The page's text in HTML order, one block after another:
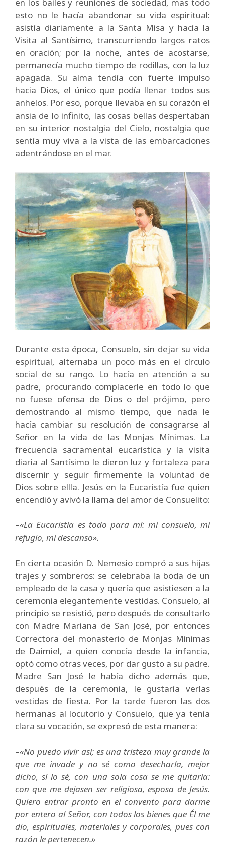
esto no le hacía abandonar su vida espiritual:
asistía diariamente a la Santa Misa y hacía la
Visita al Santísimo, transcurriendo largos ratos
en oración; por la noche, antes de acostarse,
permanecía mucho tiempo de rodillas, con la luz
apagada. Su alma tendía con fuerte impulso
hacia Dios, el único que podía llenar todos sus
anhelos. Por eso, porque llevaba en su corazón el
ansia de lo infinito, las cosas bellas despertaban
en su interior nostalgia del Cielo, nostalgia que
sentía muy viva a la vista de las embarcaciones
adentrándose en el mar.
Durante esta época, Consuelo, sin dejar su vida
espiritual, alternaba un poco más en el círculo
social de su rango. Lo hacía en atención a su
padre, procurando complacerle en todo lo que
no fuese ofensa de Dios o del prójimo, pero
demostrando al mismo tiempo, que nada le
hacía cambiar su resolución de consagrarse al
Señor en la vida de las Monjas Mínimas. La
frecuencia sacramental eucarística y la visita
diaria al Santísimo le dieron luz y fortaleza para
discernir y seguir firmemente la voluntad de
Dios sobre ellla. Jesús en la Eucaristía fue quien
encendió y avivó la llama del amor de Consuelito:
–«La Eucaristía es todo para mí: mi consuelo, mi
refugio, mi descanso».
En cierta ocasión D. Nemesio compró a sus hijas
trajes y sombreros: se celebraba la boda de un
empleado de la casa y quería que asistiesen a la
ceremonia elegantemente vestidas. Consuelo, al
principio se resistió, pero después de consultarlo
con Madre Mariana de San José, por entonces
Correctora del monasterio de Monjas Mínimas
de Daimiel, a quien conocía desde la infancia,
optó como otras veces, por dar gusto a su padre.
Madre San José le había dicho además que,
después de la ceremonia, le gustaría verlas
vestidas de fiesta. Por la tarde fueron las dos
hermanas al locutorio y Consuelo, que ya tenía
clara su vocación, se expresó de esta manera:
–«No puedo vivir así; es una tristeza muy grande la
que me invade y no sé como desecharla, mejor
dicho, sí lo sé, con una sola cosa se me quitaría:
con que me dejasen ser religiosa, esposa de Jesús.
Quiero entrar pronto en el convento para darme
por entero al Señor, con todos los bienes que Él me
dio, espirituales, materiales y corporales, pues con
razón le pertenecen.»